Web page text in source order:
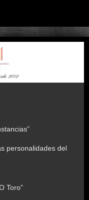
personalidades del
Toro”